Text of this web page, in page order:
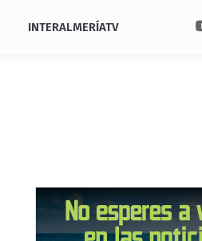
INTERALMERÍATV